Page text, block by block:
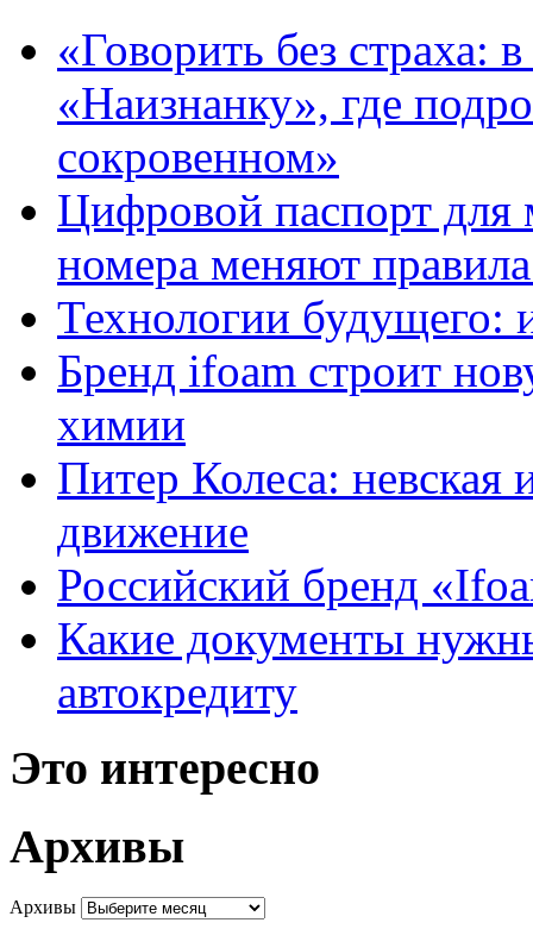
«Говорить без страха:
«Наизнанку», где
сокровенном»
Цифровой паспорт для
номера меняют
Технологии будущего:
Бренд ifoam строит
химии
Питер Колеса: невская
движение
Российский бренд
Какие документы
автокредиту
Это интересно
Архивы
Архивы